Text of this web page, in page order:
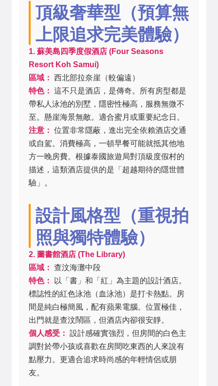
頂級奢華型（預算無
上限追求完美體驗）
1. 蘇美島四季度假酒店 (Four Seasons
Resort Koh Samui)
區域： 西北部拉奈崖（較偏遠）
特色： 這不只是酒店，是傳奇。所有房型都是
帶私人泳池的別墅，隱密性極高，服務無微不
至。懸崖海景無敵。適合蜜月或重要紀念日。
注意： 位置非常隱蔽，進出完全依賴酒店交通
或自駕。消費極高，一頓早餐可能就抵其他地
方一晚房費。根據泰國旅遊局對頂級度假村的
描述，這類酒店提供的是「超越期待的隱世體
驗」。
設計風格型（重視拍
照與獨特體驗）
2. 圖書館酒店 (The Library)
區域： 查汶海灘中段
特色：
以「書」和「紅」為主題的設計酒店。
標誌性的紅色泳池（血泳池）是打卡熱點。房
間是純白極簡風，配有蘋果電腦。位置極佳，
出門就是查汶鬧區，但酒店內卻很安靜。
個人感受： 設計感確實強烈，但房間的白色主
調對於帶小孩或喜歡在房間吃東西的人來說有
點壓力。更適合追求時尚感的年輕情侶或朋
友。